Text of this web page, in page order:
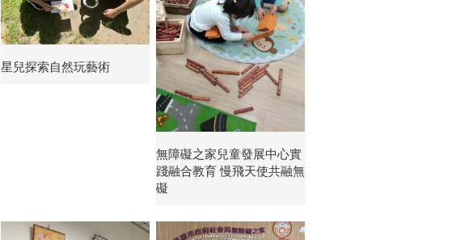
星兒探索自然玩藝術
無障礙之家兒童發展中心實
踐融合教育 慢飛天使共融無
礙